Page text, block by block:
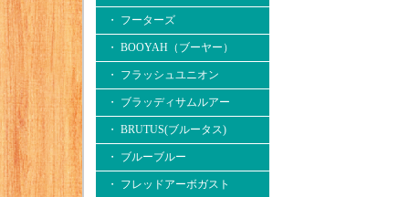
・ フーターズ
・ BOOYAH（ブーヤー）
・ フラッシュユニオン
・ ブラッディサムルアー
・ BRUTUS(ブルータス)
・ ブルーブルー
・ フレッドアーボガスト